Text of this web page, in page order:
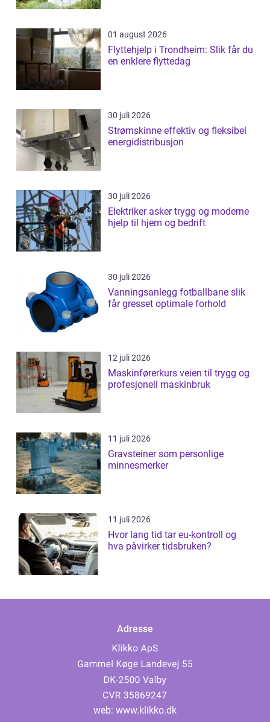
01 august 2026
Flyttehjelp i Trondheim: Slik får du
en enklere flyttedag
30 juli 2026
Strømskinne effektiv og fleksibel
energidistribusjon
30 juli 2026
Elektriker asker trygg og moderne
hjelp til hjem og bedrift
30 juli 2026
Vanningsanlegg fotballbane slik
får gresset optimale forhold
12 juli 2026
Maskinførerkurs veien til trygg og
profesjonell maskinbruk
11 juli 2026
Gravsteiner som personlige
minnesmerker
11 juli 2026
Hvor lang tid tar eu-kontroll og
hva påvirker tidsbruken?
Adresse
web: www.klikko.dk